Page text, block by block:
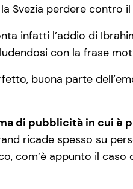
Svezia perdere contro il
infatti l’addio di
con la frase
buona parte
di pubblicità in cui è
ricade spesso su
com’è appunto il